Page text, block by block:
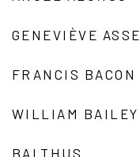
GENEVIÈVE ASSE
FRANCIS BACON
WILLIAM BAILEY
BALTHUS